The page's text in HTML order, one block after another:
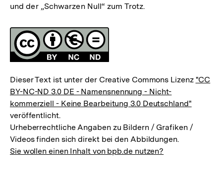
und der „Schwarzen Null“ zum Trotz.
Fussnoten
Lizenz
Dieser Text ist unter der Creative Commons Lizenz "CC
BY-NC-ND 3.0 DE - Namensnennung - Nicht-
kommerziell - Keine Bearbeitung 3.0 Deutschland"
veröffentlicht.
Urheberrechtliche Angaben zu Bildern / Grafiken /
Videos finden sich direkt bei den Abbildungen.
Sie wollen einen Inhalt von bpb.de nutzen?